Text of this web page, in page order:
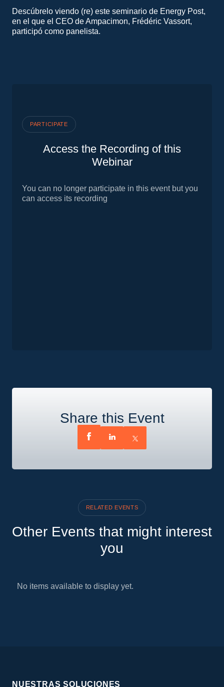
Descúbrelo viendo (re) este seminario de Energy Post,
en el que el CEO de Ampacimon, Frédéric Vassort,
participó como panelista.
PARTICIPATE
Access the Recording of this
Webinar
You can no longer participate in this event but you
can access its recording
Share this Event
RELATED EVENTS
Other Events that might interest
you
No items available to display yet.
NUESTRAS SOLUCIONES